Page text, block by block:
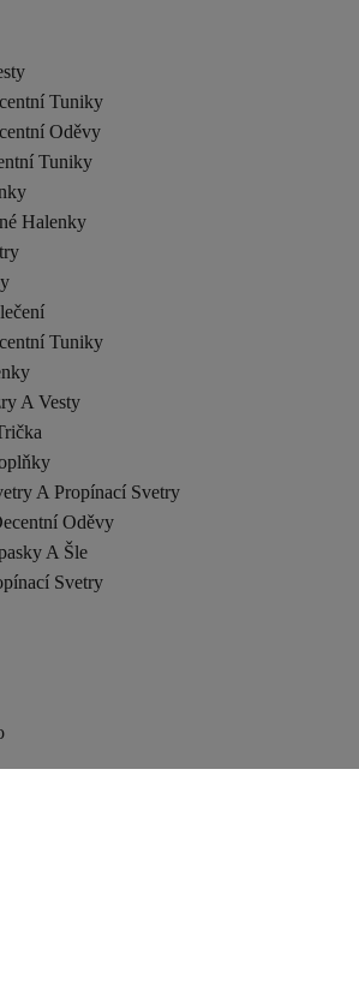
Tuniky
Oděvy
Tuniky
Halenky
Tuniky
A Vesty
A Propínací Svetry
Oděvy
A Šle
Svetry